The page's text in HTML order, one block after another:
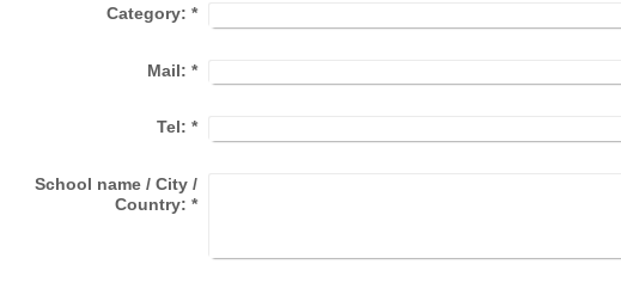
Category: *
Mail: *
Tel: *
School name / City /
Country: *